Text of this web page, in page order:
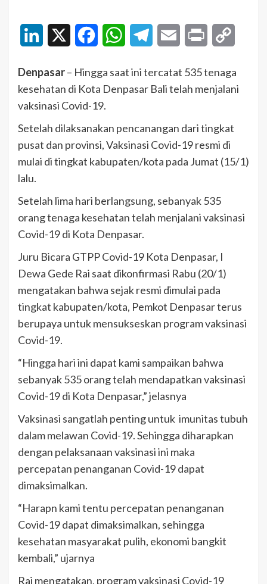
LinkedIn FacebookWhatsAppTelegramEmail Print
Denpasar– Hingga saat ini tercatat 535 tenaga
kesehatan di Kota Denpasar Bali telah menjalani
vaksinasi Covid-19.
Setelah dilaksanakan pencanangan dari tingkat
pusat dan provinsi, Vaksinasi Covid-19 resmi di
mulai di tingkat kabupaten/kota pada Jumat (15/1)
lalu.
Setelah lima hari berlangsung, sebanyak 535
orang tenaga kesehatan telah menjalani vaksinasi
Covid-19 di Kota Denpasar.
Juru Bicara GTPP Covid-19 Kota Denpasar, I
Dewa Gede Rai saat dikonfirmasi Rabu (20/1)
mengatakan bahwa sejak resmi dimulai pada
tingkat kabupaten/kota, Pemkot Denpasar terus
berupaya untuk mensukseskan program vaksinasi
Covid-19.
“Hingga hari ini dapat kami sampaikan bahwa
sebanyak 535 orang telah mendapatkan vaksinasi
Covid-19 di Kota Denpasar,” jelasnya
Vaksinasi sangatlah penting untuk imunitas tubuh
dalam melawan Covid-19. Sehingga diharapkan
dengan pelaksanaan vaksinasi ini maka
percepatan penanganan Covid-19 dapat
dimaksimalkan.
“Harapn kami tentu percepatan penanganan
Covid-19 dapat dimaksimalkan, sehingga
kesehatan masyarakat pulih, ekonomi bangkit
kembali,” ujarnya
Rai mengatakan, program vaksinasi Covid-19